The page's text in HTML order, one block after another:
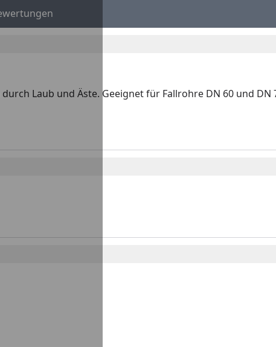
Laub und Äste. Geeignet für Fallrohre DN 60 und DN